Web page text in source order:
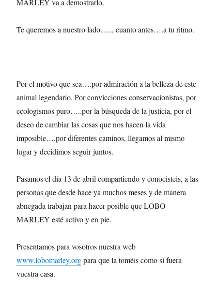
MARLEY va a demostrarlo.
Te queremos a nuestro lado….., cuanto antes….a tu ritmo.
Por el motivo que sea….por admiración a la belleza de este
animal legendario. Por convicciones conservacionistas, por
ecologismos puro…..por la búsqueda de la justicia, por el
deseo de cambiar las cosas que nos hacen la vida
imposible….por diferentes caminos, llegamos al mismo
lugar y decidimos seguir juntos.
Pasamos el día 13 de abril compartiendo y conocisteis, a las
personas que desde hace ya muchos meses y de manera
abnegada trabajan para hacer posible que LOBO
MARLEY esté activo y en pie.
Presentamos para vosotros nuestra web
www.lobomarley.orgpara que la toméis como si fuera
vuestra casa.